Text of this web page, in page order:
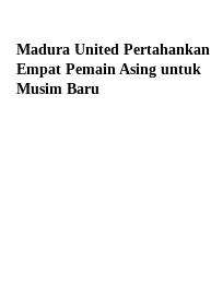
Madura United Pertahankan
Empat Pemain Asing untuk
Musim Baru